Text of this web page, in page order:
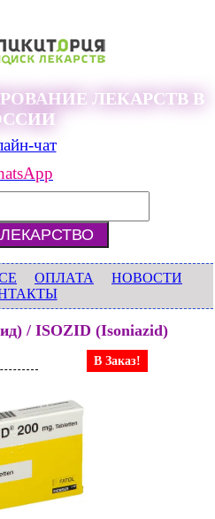
ЛЕКАРСТВ В
чат
ОПЛАТА
НОВОСТИ
/ ISOZID (Isoniazid)
В Заказ!